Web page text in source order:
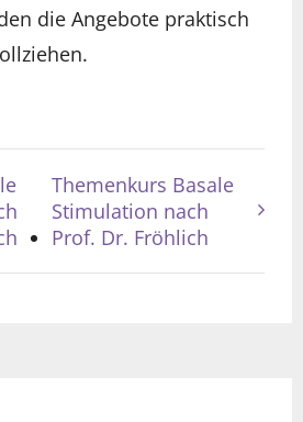
die Angebote praktisch
Themenkurs Basale
Stimulation nach
Prof. Dr. Fröhlich